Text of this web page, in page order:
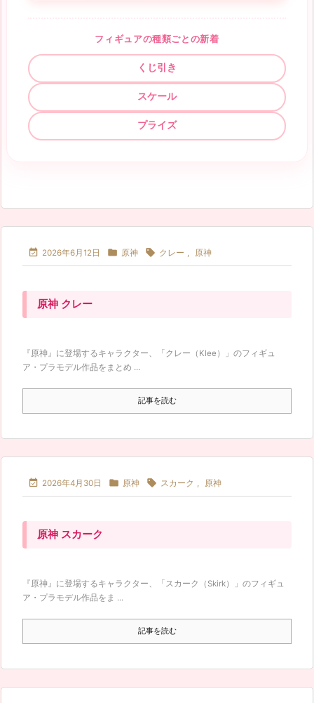
フィギュアの種類ごとの新着
くじ引き
スケール
プライズ
 2026年6月12日  原神  クレー , 原神
原神 クレー
『原神』に登場するキャラクター、「クレー（Klee）」のフィギュ
ア・プラモデル作品をまとめ ...
記事を読む
 2026年4月30日  原神  スカーク , 原神
原神 スカーク
『原神』に登場するキャラクター、「スカーク（Skirk）」のフィギュ
ア・プラモデル作品をま ...
記事を読む